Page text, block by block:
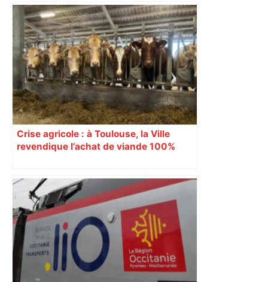
Top 14: comment Perpignan a une
nouvelle fois fait tomber Toulouse? –
RMC Sport
Crise agricole : à Toulouse, la Ville
revendique l’achat de viande 100%